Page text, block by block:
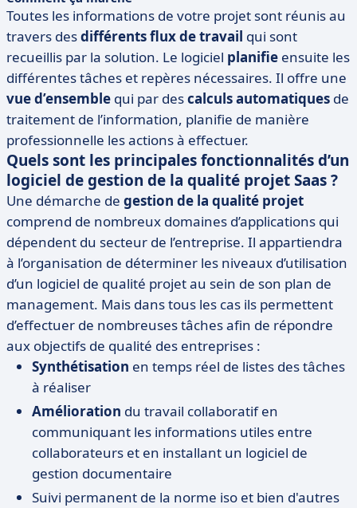
Toutes les informations de votre projet sont réunis au
travers desdifférents flux de travail qui sont
recueillis par la solution. Le logiciel planifie ensuite les
différentes tâches et repères nécessaires. Il offre une
vue d’ensemble qui par descalculs automatiques de
traitement de l’information, planifie de manière
professionnelle les actions à effectuer.
Quels sont les principales fonctionnalités d’un
logiciel de gestion de la qualité projet Saas ?
Une démarche de gestion de la qualité projet
comprend de nombreux domaines d’applications qui
dépendent du secteur de l’entreprise. Il appartiendra
à l’organisation de déterminer les niveaux d’utilisation
d’un logiciel de qualité projet au sein de son plan de
management. Mais dans tous les cas ils permettent
d’effectuer de nombreuses tâches afin de répondre
aux objectifs de qualité des entreprises :
Synthétisation en temps réel de listes des tâches
à réaliser
Amélioration du travail collaboratif en
communiquant les informations utiles entre
collaborateurs et en installant un logiciel de
gestion documentaire
Suivi permanent de la norme iso et bien d'autres